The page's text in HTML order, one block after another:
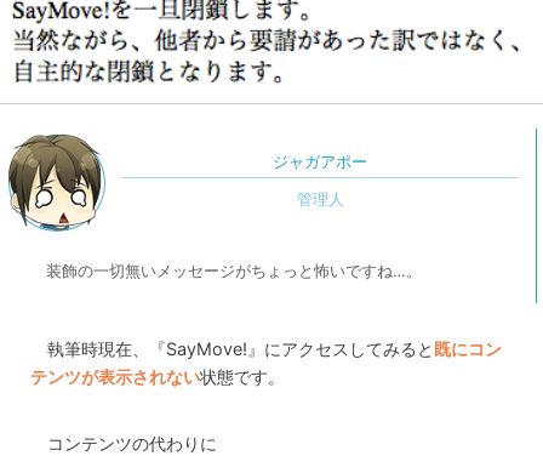
ジャガアポー
装飾の一切無いメッセージがちょっと怖いですね…。
執筆時現在、『SayMove!』にアクセスしてみると 既にコン
テンツが表示されない状態です。
コンテンツの代わりに